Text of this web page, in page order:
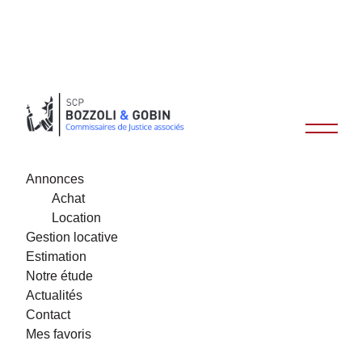
Annonces
Achat
Location
Gestion locative
Estimation
Notre étude
Actualités
Contact
Mes favoris